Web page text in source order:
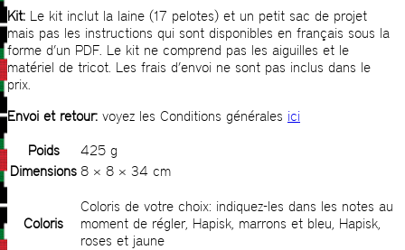
Kit: Le kit inclut la laine (17 pelotes) et un petit sac de projet
mais pas les instructions qui sont disponibles en français sous la
forme d’un PDF. Le kit ne comprend pas les aiguilles et le
matériel de tricot. Les frais d’envoi ne sont pas inclus dans le
prix.
Envoi et retour: voyez les Conditions générales ici
Poids
425 g
Dimensions 8 × 8 × 34 cm
Coloris
Coloris de votre choix: indiquez-les dans les notes au
moment de régler, Hapisk, marrons et bleu, Hapisk,
roses et jaune